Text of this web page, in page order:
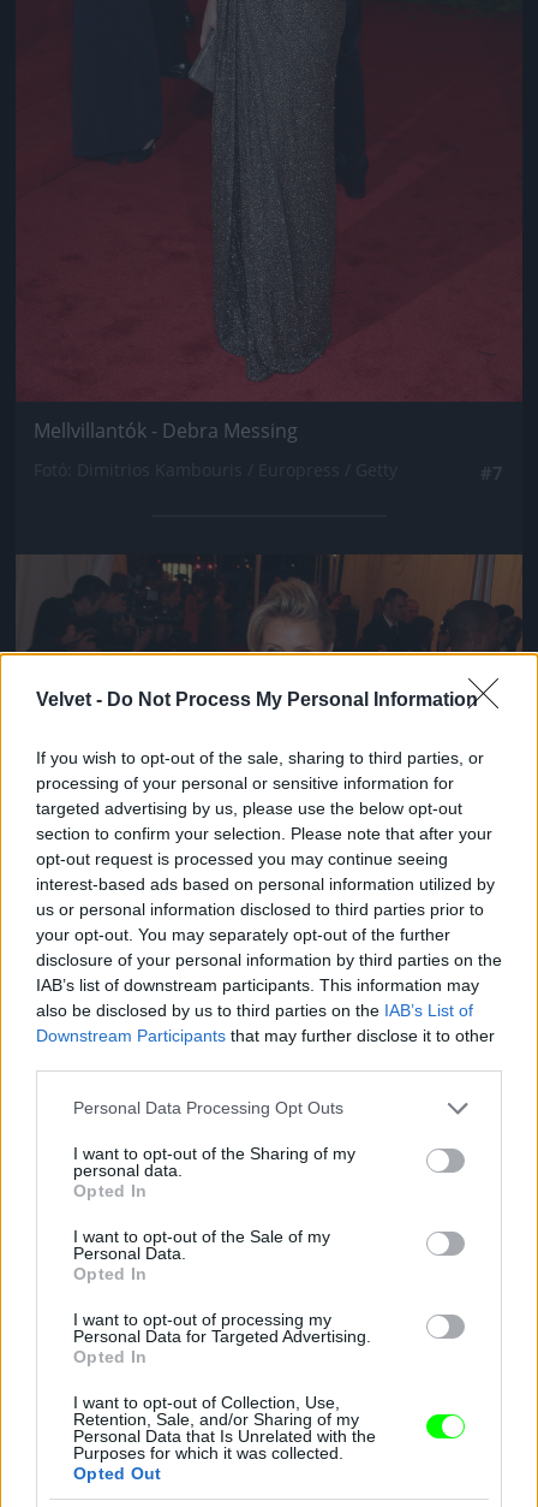
Velvet - Do Not Process My Personal Information
If you wish to opt-out of the sale, sharing to third parties, or
processing of your personal or sensitive information for
targeted advertising by us, please use the below opt-out
section to confirm your selection. Please note that after your
opt-out request is processed you may continue seeing
interest-based ads based on personal information utilized by
us or personal information disclosed to third parties prior to
your opt-out. You may separately opt-out of the further
disclosure of your personal information by third parties on the
IAB’s list of downstream participants. This information may
also be disclosed by us to third parties on the IAB’s List of
Downstream Participants that may further disclose it to other
Please note that this website/app uses one or more Google
not limited to your visit or usage behaviour. You may click to
grant or deny consent to Google and its third-party tags to
use your data for below specified purposes in below Google
consent section.
Personal Data Processing Opt Outs
I want to opt-out of the Sharing of my
personal data.
Opted In
I want to opt-out of the Sale of my
Personal Data.
Opted In
I want to opt-out of processing my
Personal Data for Targeted Advertising.
Opted In
I want to opt-out of Collection, Use,
Retention, Sale, and/or Sharing of my
Personal Data that Is Unrelated with the
Purposes for which it was collected.
Opted Out
Mellvillantók - Debra Messing
Jön még kép!
Zárt nyak - Cameron Diaz
Fotó: Nancy Kaszerman / Northfoto